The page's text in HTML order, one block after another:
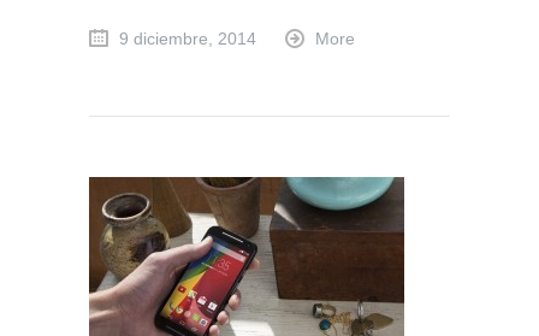
9 diciembre, 2014 More